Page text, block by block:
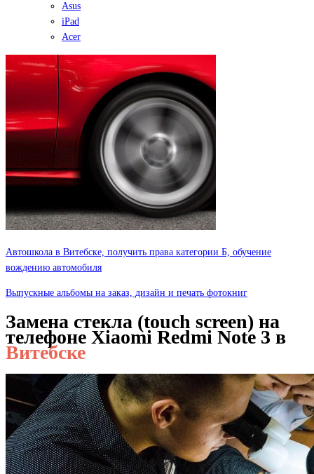
Asus
iPad
Acer
Автошкола в Витебске, получить права категории Б, обучение
вождению автомобиля
Выпускные альбомы на заказ, дизайн и печать фотокниг
Замена стекла (touch screen) на
телефоне Xiaomi Redmi Note 3 в
Витебске